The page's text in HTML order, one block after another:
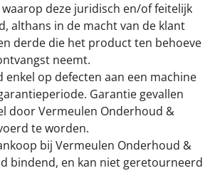
deze juridisch en/of feitelijk
althans in de macht van de klant
derde die het product ten behoeve
neemt.
enkel op defecten aan een machine
Garantie gevallen
door Vermeulen Onderhoud &
te worden.
bij Vermeulen Onderhoud &
bindend, en kan niet geretourneerd